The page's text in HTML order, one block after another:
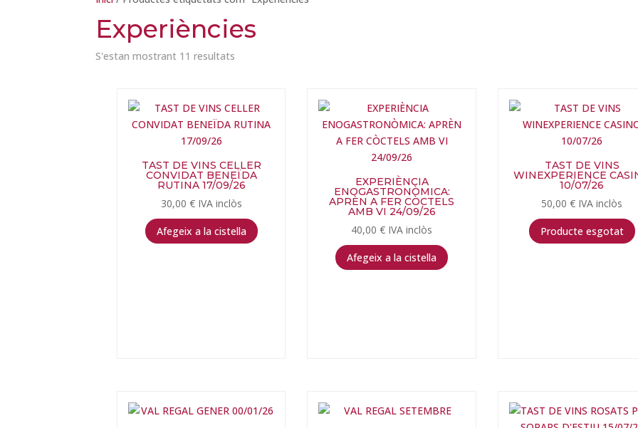
Experiències
S'estan mostrant 11 resultats
TAST DE VINS CELLER
CONVIDAT BENEÏDA
RUTINA 17/09/26
30,00 € IVA inclòs
Afegeix a la cistella
EXPERIÈNCIA
ENOGASTRONÒMICA:
APRÈN A FER CÒCTELS
AMB VI 24/09/26
40,00€ IVA inclòs
Afegeix a la cistella
TAST DE VINS
WINEXPERIENCE
10/07/26
50,00€ IVA inclòs
Producte esgotat